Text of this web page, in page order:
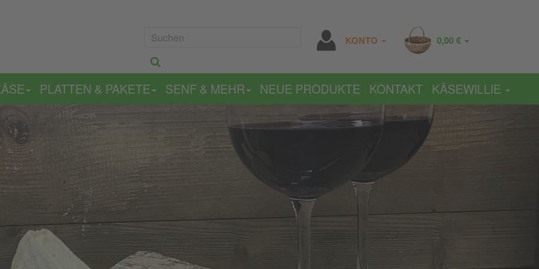
KONTO 0,00 €
PLATTEN & PAKETE SENF & MEHR NEUE PRODUKTE KONTAKT KÄSEWILLIE